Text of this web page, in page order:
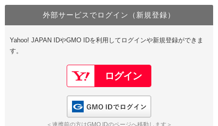
Value Domain Oneにログイン
Google
GMO ID Amazon
※AmazonはValue Domain Oneのログイン画面へ遷移します
Value Domain Oneアカウント作成
以下でも登録可能
Google Yahoo!
GMO ID
外部サービスでログイン（新規登録）
Yahoo! JAPAN IDやGMO IDを利用してログインや新規登録ができま
す。
＜連携前の方はGMO IDのページへ移動します＞